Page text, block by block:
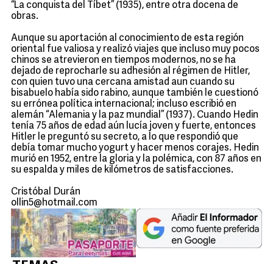
“La conquista del Tíbet” (1935), entre otra docena de
obras.
Aunque su aportación al conocimiento de esta región
oriental fue valiosa y realizó viajes que incluso muy pocos
chinos se atrevieron en tiempos modernos, no se ha
dejado de reprocharle su adhesión al régimen de Hitler,
con quien tuvo una cercana amistad aun cuando su
bisabuelo había sido rabino, aunque también le cuestionó
su errónea política internacional; incluso escribió en
alemán “Alemania y la paz mundial” (1937). Cuando Hedin
tenía 75 años de edad aún lucía joven y fuerte, entonces
Hitler le preguntó su secreto, a lo que respondió que
debía tomar mucho yogurt y hacer menos corajes. Hedin
murió en 1952, entre la gloria y la polémica, con 87 años en
su espalda y miles de kilómetros de satisfacciones.
Cristóbal Durán
ollin5@hotmail.com